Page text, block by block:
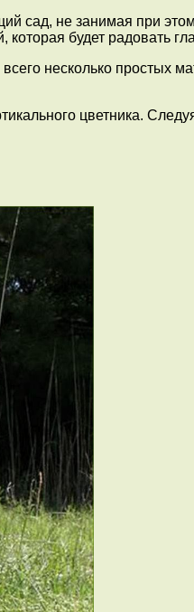
сад, не занимая при
будет радовать
несколько простых
цветника.